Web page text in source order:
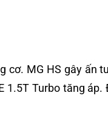
cơ. MG HS gây
1.5T Turbo tăng